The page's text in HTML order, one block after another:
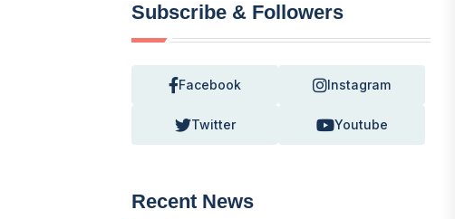
Subscribe & Followers
Facebook Instagram
Twitter Youtube
Recent News